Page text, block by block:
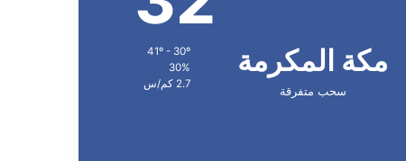
مكة المكرمة
سحب متفرقة
30%
2.7 كم/س